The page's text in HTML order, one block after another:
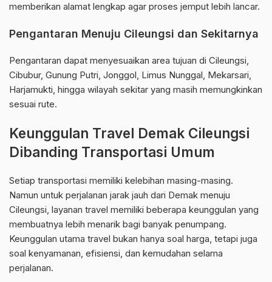
memberikan alamat lengkap agar proses jemput lebih lancar.
Pengantaran Menuju Cileungsi dan Sekitarnya
Pengantaran dapat menyesuaikan area tujuan di Cileungsi,
Cibubur, Gunung Putri, Jonggol, Limus Nunggal, Mekarsari,
Harjamukti, hingga wilayah sekitar yang masih memungkinkan
sesuai rute.
Keunggulan Travel Demak Cileungsi
Dibanding Transportasi Umum
Setiap transportasi memiliki kelebihan masing-masing.
Namun untuk perjalanan jarak jauh dari Demak menuju
Cileungsi, layanan travel memiliki beberapa keunggulan yang
membuatnya lebih menarik bagi banyak penumpang.
Keunggulan utama travel bukan hanya soal harga, tetapi juga
soal kenyamanan, efisiensi, dan kemudahan selama
perjalanan.